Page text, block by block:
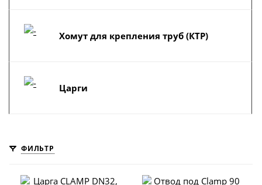
Хомут для крепления труб (КТР)
Царги
ФИЛЬТР